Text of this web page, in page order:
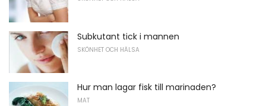
Subkutant tick i mannen
SKÖNHET OCH HÄLSA
Hur man lagar fisk till marinaden?
MAT